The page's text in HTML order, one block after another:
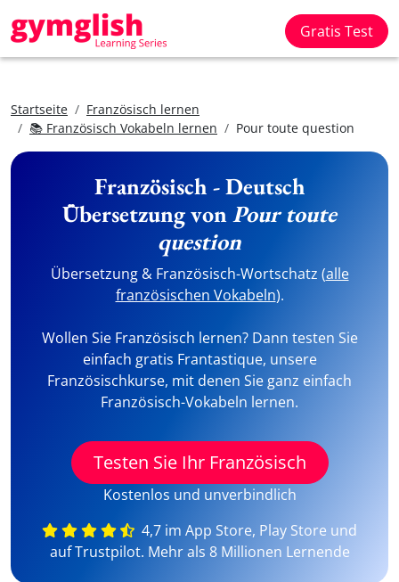
Gratis Test
Startseite
Französisch lernen
📚 Französisch Vokabeln lernen
Pour toute question
Französisch - Deutsch
Übersetzung vonPour toute
question
Übersetzung & Französisch-Wortschatz (alle
französischen Vokabeln).
Wollen Sie Französisch lernen? Dann testen Sie
einfach gratis Frantastique, unsere
Französischkurse, mit denen Sie ganz einfach
Französisch-Vokabeln lernen.
Testen Sie Ihr Französisch
Kostenlos und unverbindlich
4,7 im App Store, Play Store und
auf Trustpilot. Mehr als 8 Millionen Lernende